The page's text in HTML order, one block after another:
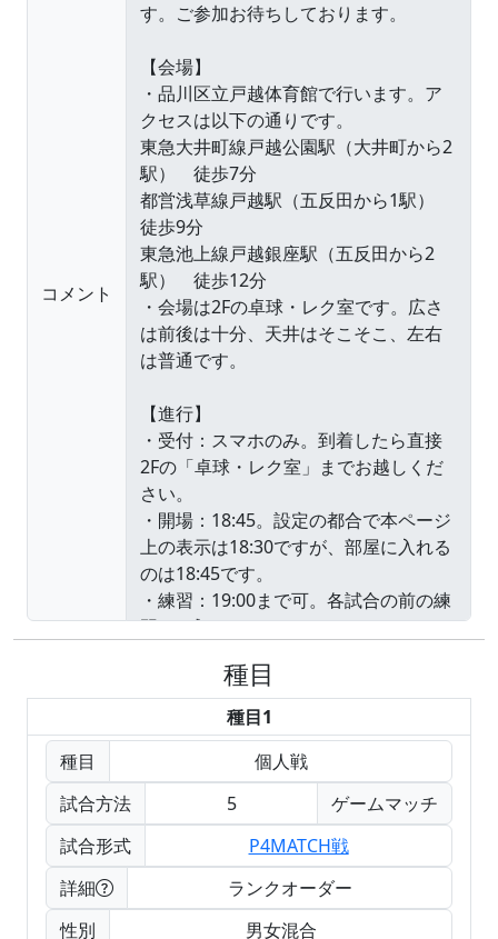
コメント
種目
種目1
種目
個人戦
試合方法
5
ゲームマッチ
試合形式
P4MATCH戦
詳細
ランクオーダー
性別
男女混合